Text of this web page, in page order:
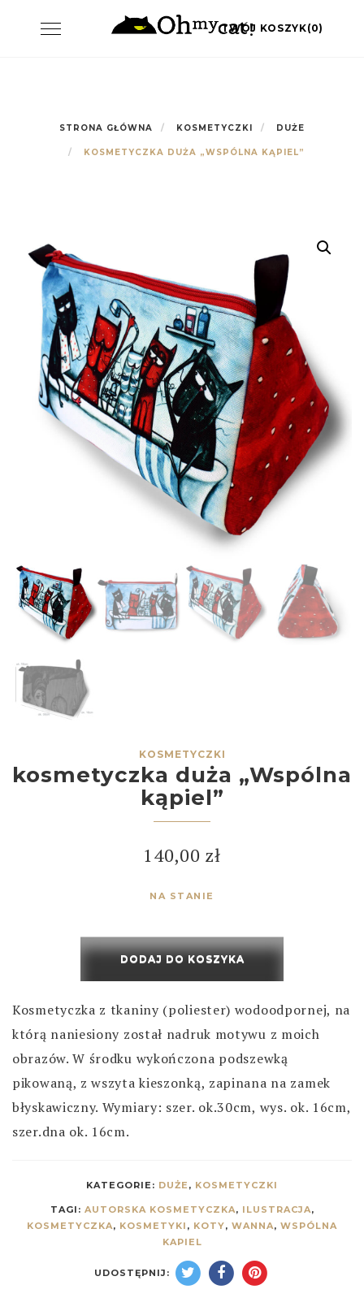
Toggle TWÓJ KOSZYK(0)
STRONA GŁÓWNA KOSMETYCZKI DUŻE
KOSMETYCZKA DUŻA „WSPÓLNA KĄPIEL”
KOSMETYCZKI
kosmetyczka duża „Wspólna
kąpiel”
140,00 zł
NA STANIE
DODAJ DO KOSZYKA
Kosmetyczka z tkaniny (poliester) wodoodpornej, na
którą naniesiony został nadruk motywu z moich
obrazów. W środku wykończona podszewką
pikowaną, z wszyta kieszonką, zapinana na zamek
błyskawiczny. Wymiary: szer. ok.30cm, wys. ok. 16cm,
szer.dna ok. 16cm.
KATEGORIE: DUŻE , KOSMETYCZKI
TAGI: AUTORSKA KOSMETYCZKA, ILUSTRACJA,
KOSMETYCZKA, KOSMETYKI , KOTY, WANNA, WSPÓLNA
KAPIEL
UDOSTĘPNIJ: